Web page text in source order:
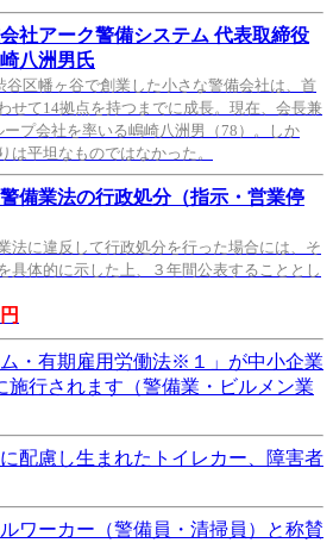
社アーク警備システム 代表取締役
八洲男氏
谷区幡ヶ谷で創業した小さな警備会社は、首
せて14拠点を持つまでに成長。現在、会長兼
プ会社を率いる嶋崎八洲男（78）。しか
は平坦なものではなかった。
備業法の行政処分（指示・営業停
法に違反して行政処分を行った場合には、そ
具体的に示した上、３年間公表することとし
・有期雇用労働法※１」が中小企業
施行されます（警備業・ビルメン業
配慮し生まれたトイレカー、障害者
ワーカー（警備員・清掃員）と称賛